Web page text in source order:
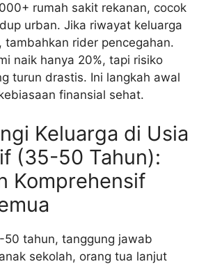
rumah sakit rekanan, cocok
urban. Jika riwayat keluarga
tambahkan rider pencegahan.
naik hanya 20%, tapi risiko
turun drastis. Ini langkah awal
finansial sehat.
Keluarga di Usia
(35-50 Tahun):
Komprehensif
50 tahun, tanggung jawab
sekolah, orang tua lanjut